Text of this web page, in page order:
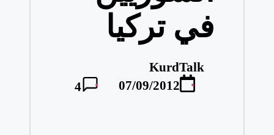
في تركيا
تمّ
النشر
KurdTalk
07/09/2012
4